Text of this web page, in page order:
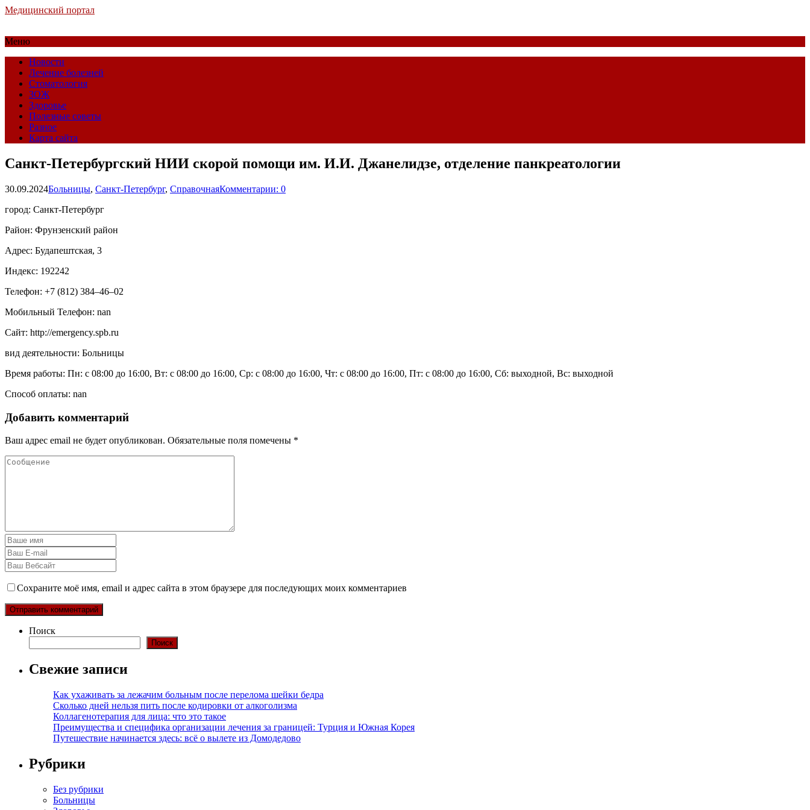
Медицинский портал
Меню
Новости
Лечение болезней
Стоматология
ЗОЖ
Здоровье
Полезные советы
Разное
Карта сайта
Санкт-Петербургский НИИ скорой помощи им. И.И. Джанелидзе, отделение панкреатологии
30.09.2024Больницы, Санкт-Петербург, СправочнаяКомментарии: 0
город: Санкт-Петербург
Район: Фрунзенский район
Адрес: Будапештская, 3
Индекс: 192242
Телефон: +7 (812) 384‒46‒02
Мобильный Телефон: nan
Сайт: http://emergency.spb.ru
вид деятельности: Больницы
Время работы: Пн: с 08:00 до 16:00, Вт: с 08:00 до 16:00, Ср: с 08:00 до 16:00, Чт: с 08:00 до 16:00, Пт: с 08:00 до 16:00, Сб: выходной, Вс: выходной
Способ оплаты: nan
Добавить комментарий
Ваш адрес email не будет опубликован. Обязательные поля помечены *
Сохраните моё имя, email и адрес сайта в этом браузере для последующих моих комментариев
Поиск
Поиск
Свежие записи
Как ухаживать за лежачим больным после перелома шейки бедра
Сколько дней нельзя пить после кодировки от алкоголизма
Коллагенотерапия для лица: что это такое
Преимущества и специфика организации лечения за границей: Турция и Южная Корея
Путешествие начинается здесь: всё о вылете из Домодедово
Рубрики
Без рубрики
Больницы